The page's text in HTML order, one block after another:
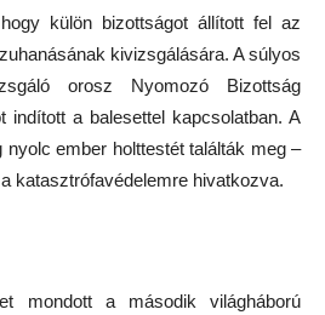
külön bizottságot állított fel az
kivizsgálására. A súlyos
orosz Nyomozó Bizottság
indított a balesettel kapcsolatban. A
nyolc ember holttestét találták meg –
katasztrófavédelemre hivatkozva.
mondott a második világháború